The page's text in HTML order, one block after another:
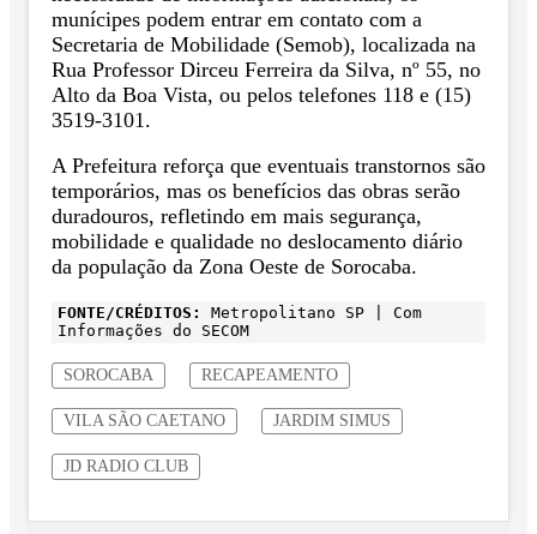
munícipes podem entrar em contato com a
Secretaria de Mobilidade (Semob), localizada na
Rua Professor Dirceu Ferreira da Silva, nº 55, no
Alto da Boa Vista, ou pelos telefones 118 e (15)
3519-3101.
A Prefeitura reforça que eventuais transtornos são
temporários, mas os benefícios das obras serão
duradouros, refletindo em mais segurança,
mobilidade e qualidade no deslocamento diário
da população da Zona Oeste de Sorocaba.
FONTE/CRÉDITOS:
Metropolitano SP | Com
Informações do SECOM
SOROCABA RECAPEAMENTO
VILA SÃO CAETANO JARDIM SIMUS
JD RADIO CLUB